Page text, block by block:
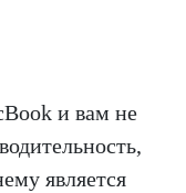
и вам не
является